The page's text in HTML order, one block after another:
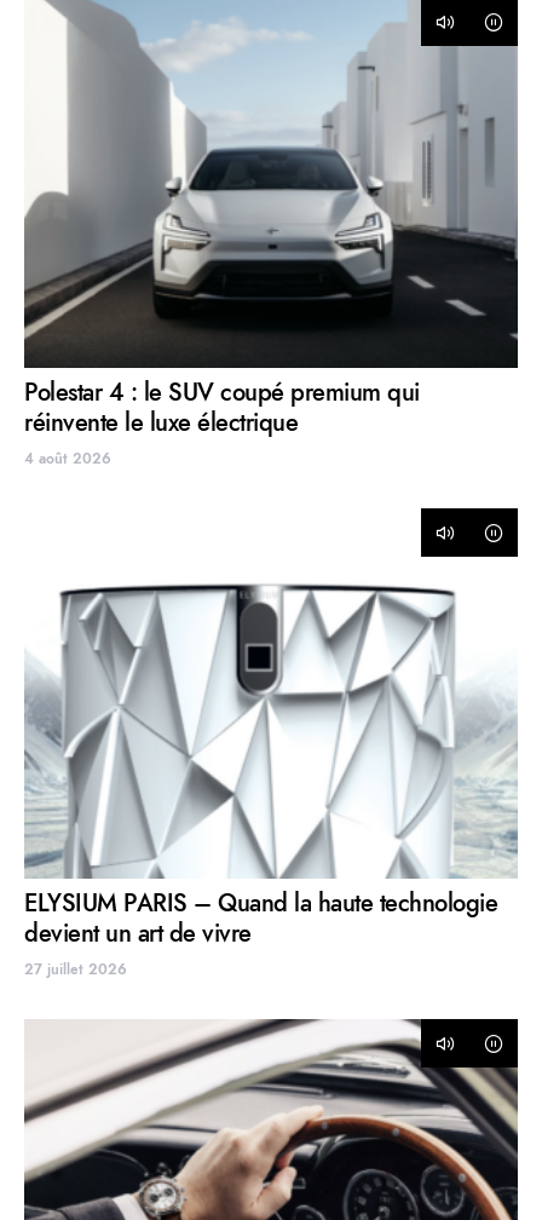
Polestar 4 : le SUV coupé premium qui
réinvente le luxe électrique
4 août 2026
ELYSIUM PARIS – Quand la haute technologie
devient un art de vivre
27 juillet 2026